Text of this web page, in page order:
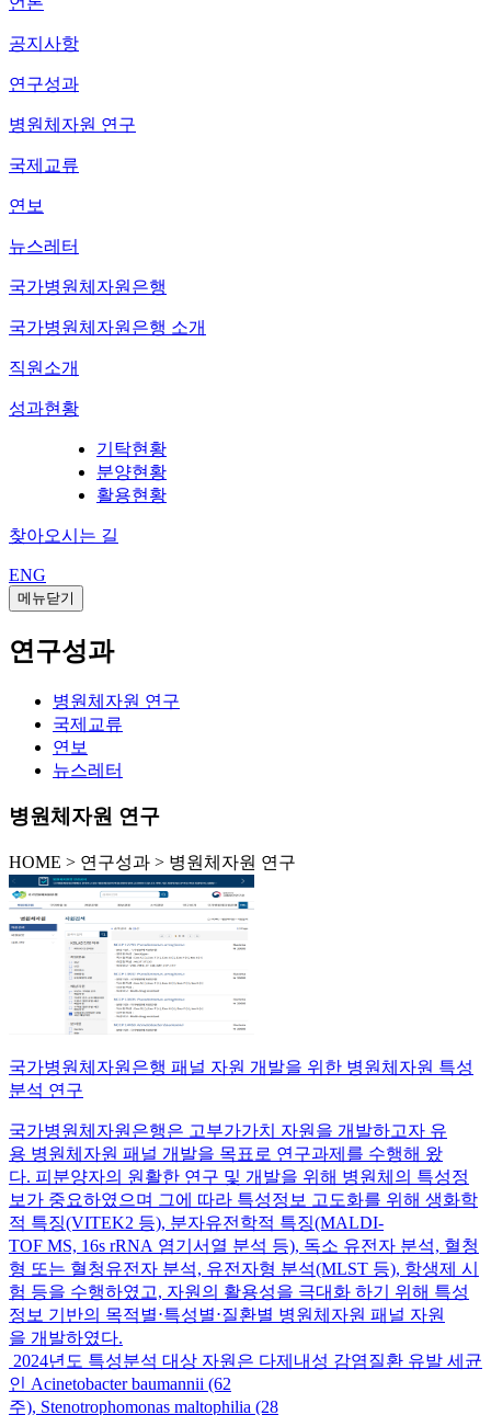
공지사항
연구성과
병원체자원 연구
국제교류
연보
뉴스레터
국가병원체자원은행
국가병원체자원은행 소개
직원소개
성과현황
기탁현황
분양현황
활용현황
찾아오시는 길
ENG
메뉴닫기
연구성과
병원체자원 연구
국제교류
연보
뉴스레터
병원체자원 연구
HOME > 연구성과 > 병원체자원 연구
국가병원체자원은행 패널 자원 개발을 위한 병원체자원 특성
분석 연구
국가병원체자원은행은 고부가가치 자원을 개발하고자 유
용 병원체자원 패널 개발을 목표로 연구과제를 수행해 왔
다. 피분양자의 원활한 연구 및 개발을 위해 병원체의 특성정
보가 중요하였으며 그에 따라 특성정보 고도화를 위해 생화학
적 특징(VITEK2 등), 분자유전학적 특징(MALDI-
TOF MS, 16s rRNA 염기서열 분석 등), 독소 유전자 분석, 혈청
형 또는 혈청유전자 분석, 유전자형 분석(MLST 등), 항생제 시
험 등을 수행하였고, 자원의 활용성을 극대화 하기 위해 특성
정보 기반의 목적별⋅특성별⋅질환별 병원체자원 패널 자원
을 개발하였다.
2024년도 특성분석 대상 자원은 다제내성 감염질환 유발 세균
인 Acinetobacter baumannii (62
주), Stenotrophomonas maltophilia (28